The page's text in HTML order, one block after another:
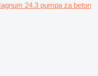
24.3 pumpa za beton